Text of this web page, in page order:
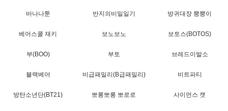
바나나툰 반지의비밀일기 방귀대장 뿡뿡이
베어스쿨 재키 보노보노 보토스(BOTOS)
부(BOO) 부토 브레드이발소
블랙베어 비급패밀리(B급패밀리) 비트파티
방탄소년단(BT21) 뽀롱뽀롱 뽀로로 사이먼스 캣